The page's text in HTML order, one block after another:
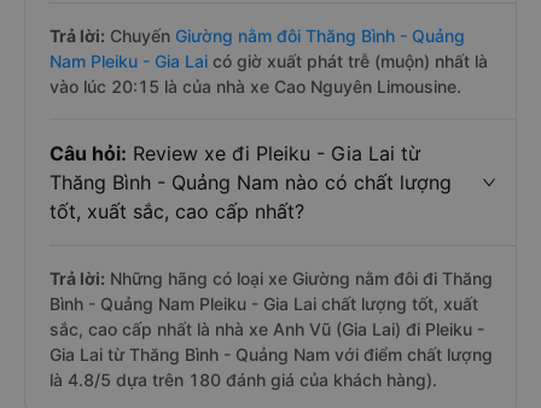
Trả lời: Chuyến Giường nằm đôi Thăng Bình - Quảng
Nam Pleiku - Gia Lai có giờ xuất phát trễ (muộn) nhất là
vào lúc 20:15 là của nhà xe Cao Nguyên Limousine.
Câu hỏi: Review xe đi Pleiku - Gia Lai từ
Thăng Bình - Quảng Nam nào có chất lượng
tốt, xuất sắc, cao cấp nhất?
Trả lời: Những hãng có loại xe Giường nằm đôi đi Thăng
Bình - Quảng Nam Pleiku - Gia Lai chất lượng tốt, xuất
sắc, cao cấp nhất là nhà xe Anh Vũ (Gia Lai) đi Pleiku -
Gia Lai từ Thăng Bình - Quảng Nam với điểm chất lượng
là 4.8/5 dựa trên 180 đánh giá của khách hàng).